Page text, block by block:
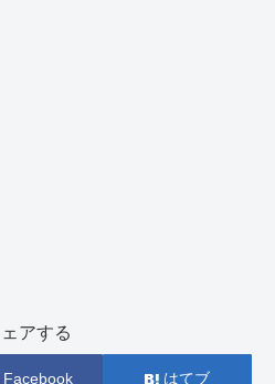
アする
Facebook はてブ